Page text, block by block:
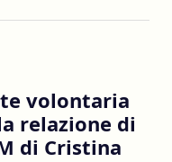
volontaria
relazione di
di Cristina